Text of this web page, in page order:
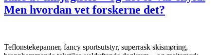
Men hvordan vet forskerne det?
Teflonstekepanner, fancy sportsutstyr, superrask skismøring,